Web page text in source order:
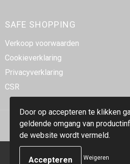
SAFE SHOPPING
Verkoop voorwaarden
Cookieverklaring
Privacyverklaring
CSR
© Copyright Smidt-
Door op accepteren te klikken
geldende omgang van
de website wordt vermeld.
Weigeren